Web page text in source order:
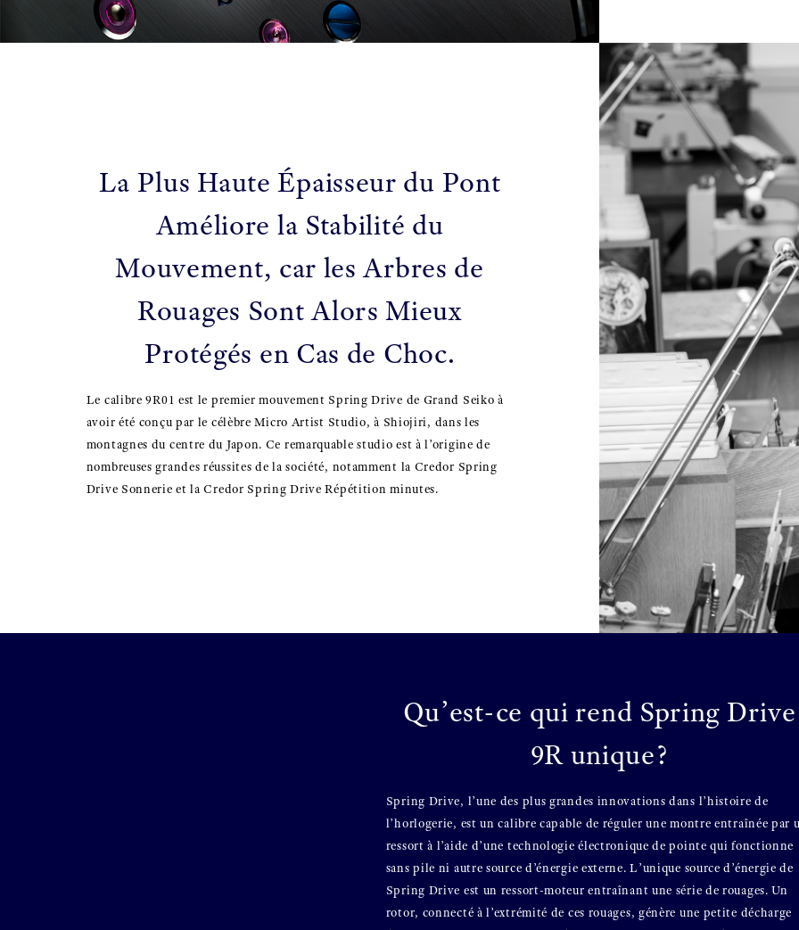
La Plus Haute Épaisseur du Pont
Améliore la Stabilité du
Mouvement, car les Arbres de
Rouages Sont Alors Mieux
Protégés en Cas de Choc.
Le calibre 9R01 est le premier mouvement Spring Drive de Grand Seiko à
avoir été conçu par le célèbre Micro Artist Studio, à Shiojiri, dans les
montagnes du centre du Japon. Ce remarquable studio est à l’origine de
nombreuses grandes réussites de la société, notamment la Credor Spring
Drive Sonnerie et la Credor Spring Drive Répétition minutes.
Qu’est-ce qui rend Spring Drive
9R unique?
Spring Drive, l’une des plus grandes innovations dans l’histoire de
l’horlogerie, est un calibre capable de réguler une montre entraînée par
ressort à l’aide d’une technologie électronique de pointe qui fonctionne
sans pile ni autre source d’énergie externe. L’unique source d’énergie de
Spring Drive est un ressort-moteur entraînant une série de rouages. Un
rotor, connecté à l’extrémité de ces rouages, génère une petite décharge